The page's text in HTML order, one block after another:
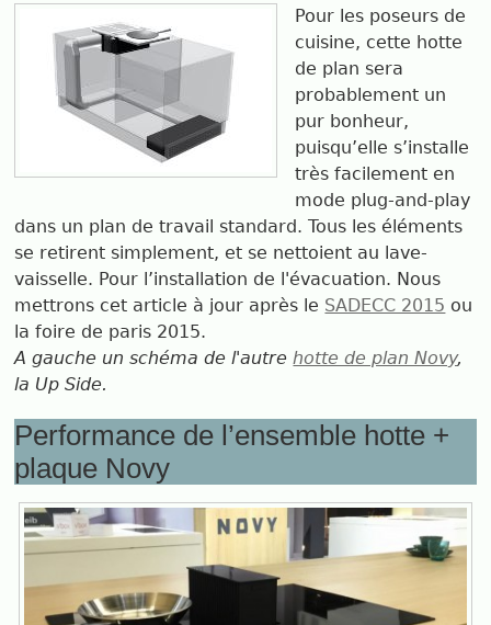
Pour les poseurs de
cuisine, cette hotte
de plan sera
probablement un
pur bonheur,
puisqu’elle s’installe
très facilement en
mode plug-and-play
dans un plan de travail standard. Tous les éléments
se retirent simplement, et se nettoient au lave-
vaisselle. Pour l’installation de l'évacuation. Nous
mettrons cet article à jour après le SADECC 2015 ou
la foire de paris 2015.
A gauche un schéma de l'autre hotte de plan Novy,
la Up Side.
Performance de l’ensemble hotte +
plaque Novy